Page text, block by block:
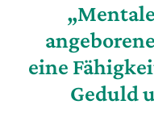
eine
Geduld